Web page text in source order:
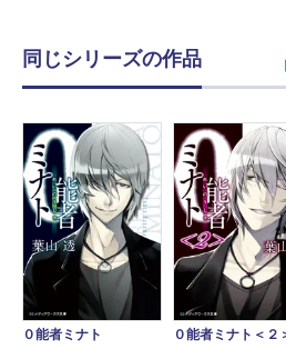
同じシリーズの作品
０能者ミナト
０能者ミナト＜２